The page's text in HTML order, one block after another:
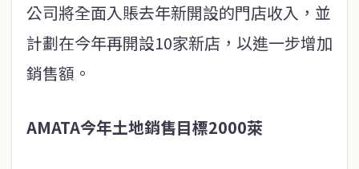
公司將全面入賬去年新開設的門店收入，並
計劃在今年再開設10家新店，以進一步增加
銷售額。
AMATA今年土地銷售目標2000萊